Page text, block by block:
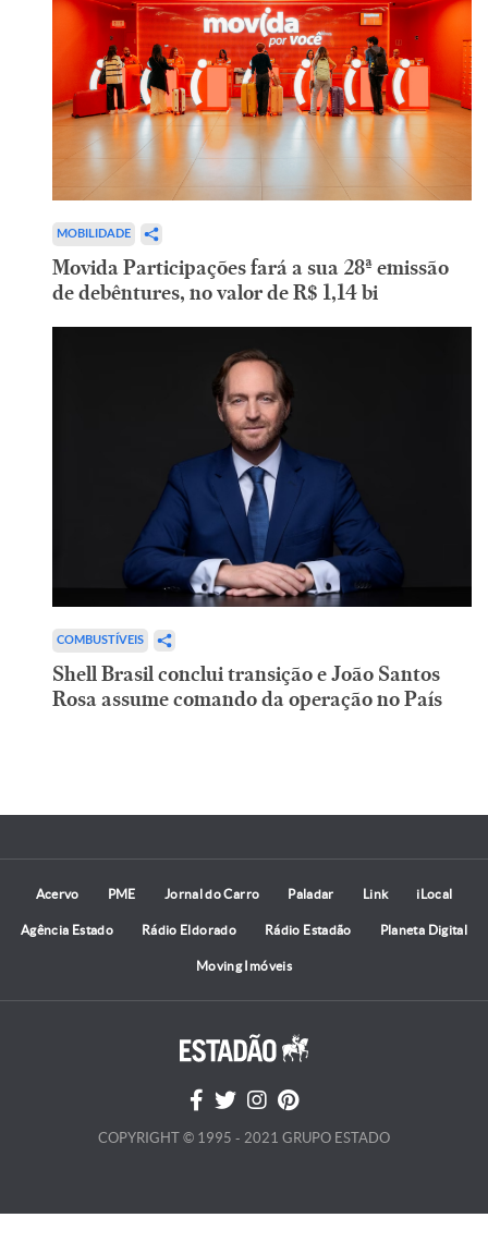
MOBILIDADE
Movida Participações fará a sua 28ª emissão
de debêntures, no valor de R$ 1,14 bi
COMBUSTÍVEIS
Shell Brasil conclui transição e João Santos
Rosa assume comando da operação no País
Acervo PME Jornal do Carro Paladar Link iLocal
Agência Estado Rádio Eldorado Rádio Estadão Planeta Digital
Moving Imóveis
COPYRIGHT © 1995 - 2021 GRUPO ESTADO